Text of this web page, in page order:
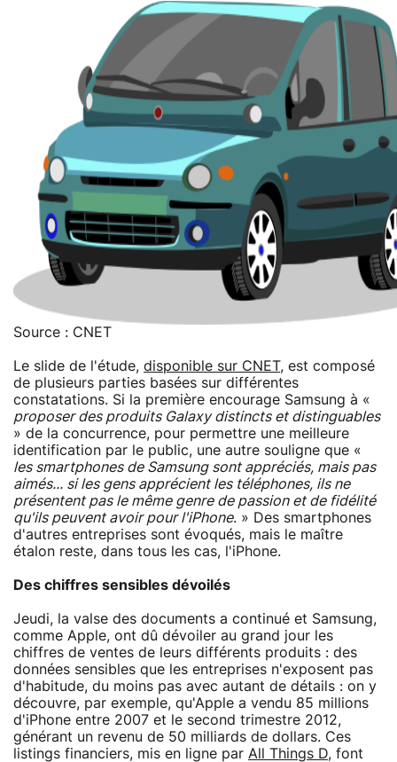
Source : CNET
Le slide de l'étude, disponible sur CNET, est composé
de plusieurs parties basées sur différentes
constatations. Si la première encourage Samsung à «
proposer des produits Galaxy distincts et distinguables
» de la concurrence, pour permettre une meilleure
identification par le public, une autre souligne que «
les smartphones de Samsung sont appréciés, mais pas
aimés... si les gens apprécient les téléphones, ils ne
présentent pas le même genre de passion et de fidélité
qu'ils peuvent avoir pour l'iPhone. » Des smartphones
d'autres entreprises sont évoqués, mais le maître
étalon reste, dans tous les cas, l'iPhone.
Des chiffres sensibles dévoilés
Jeudi, la valse des documents a continué et Samsung,
comme Apple, ont dû dévoiler au grand jour les
chiffres de ventes de leurs différents produits : des
données sensibles que les entreprises n'exposent pas
d'habitude, du moins pas avec autant de détails : on y
découvre, par exemple, qu'Apple a vendu 85 millions
d'iPhone entre 2007 et le second trimestre 2012,
générant un revenu de 50 milliards de dollars. Ces
listings financiers, mis en ligne par All Things D, font